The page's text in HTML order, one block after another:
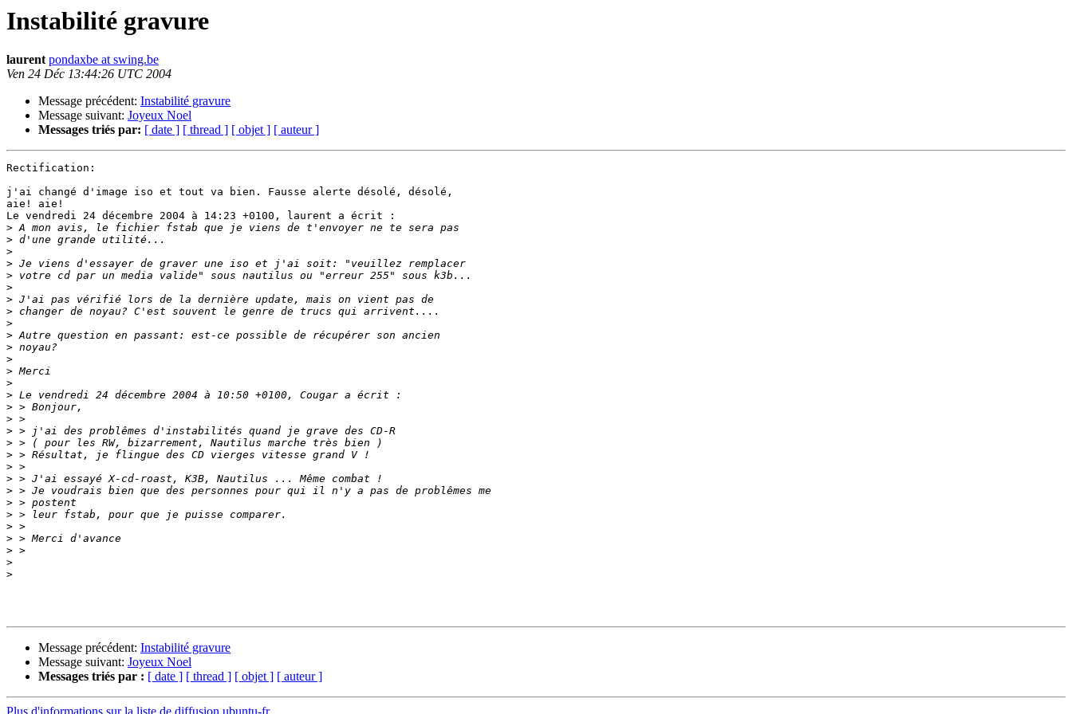
Instabilité gravure
laurentpondaxbe at swing.be
Ven 24 Déc 13:44:26 UTC 2004
Message précédent: Instabilité gravure
Message suivant: Joyeux Noel
Messages triés par: [ date ] [ thread ] [ objet ] [ auteur ]
Rectification:
j'ai changé d'image iso et tout va bien. Fausse alerte désolé, désolé,
aie! aie!
Le vendredi 24 décembre 2004 à 14:23 +0100, laurent a écrit :
>
>
>
>
>
>
>
>
>
>
>
>
>
>
>
>
>
>
>
>
>
>
>
>
>
>
>
>
>
>
Message précédent: Instabilité gravure
Message suivant: Joyeux Noel
Messages triés par : [ date ] [ thread ] [ objet ] [ auteur ]